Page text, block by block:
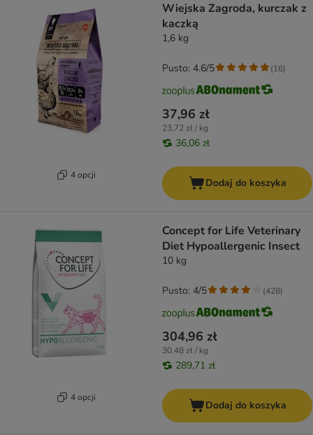
4 opcji
Wiejska Zagroda, kurczak z
kaczką
1,6 kg
37,96 zł
23,72 zł / kg
36,06 zł
Pusto: 4.6/5 (16)
Dodaj do koszyka
4 opcji
Concept for Life Veterinary
Diet Hypoallergenic Insect
10 kg
304,96 zł
30,48 zł / kg
289,71 zł
Pusto: 4/5 (428)
Dodaj do koszyka